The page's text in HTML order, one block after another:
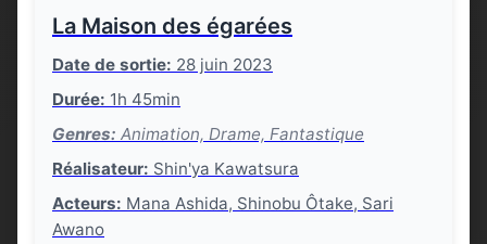
La Maison des égarées
Date de sortie: 28 juin 2023
Durée: 1h 45min
Genres: Animation, Drame, Fantastique
Réalisateur: Shin'ya Kawatsura
Acteurs: Mana Ashida, Shinobu Ôtake, Sari
Awano